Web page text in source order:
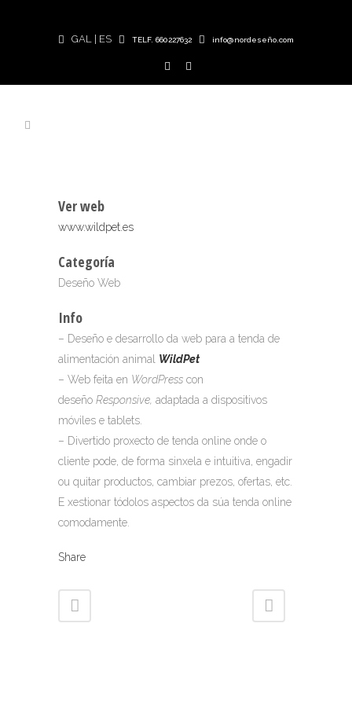
GAL ES TELF. 660227632 info@nordeseño.com
Ver web
www.wildpet.es
Categoría
Deseño Web
Info
– Deseño e desarrollo da web para a tenda de
alimentación animal WildPet
– Web feita en WordPress con
deseño Responsive, adaptada a dispositivos
móviles e tablets.
– Divertido proxecto de tenda online onde o
cliente pode, de forma sinxela e intuitiva, engadir
ou quitar productos, cambiar prezos, ofertas, etc.
E xestionar tódolos aspectos da súa tenda online
comodamente.
Share